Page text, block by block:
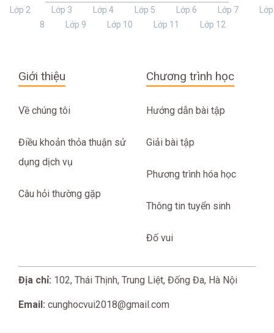
Lớp 2 Lớp 3 Lớp 4 Lớp 5 Lớp 6 Lớp 7
Lớp
8
Lớp 9 Lớp 10 Lớp 11 Lớp 12
Giới thiệu
Về chúng tôi
Điều khoản thỏa thuận sử
dụng dịch vụ
Câu hỏi thường gặp
Chương trình học
Hướng dẫn bài tập
Giải bài tập
Phương trình hóa học
Thông tin tuyển sinh
Đố vui
Địa chỉ: 102, Thái Thịnh, Trung Liệt, Đống Đa, Hà Nội
Email: cunghocvui2018@gmail.com